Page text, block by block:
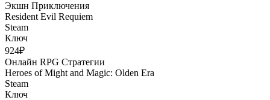
Экшн Приключения
Resident Evil Requiem
Steam
Ключ
924₽
Онлайн RPG Стратегии
Heroes of Might and Magic: Olden Era
Steam
Ключ